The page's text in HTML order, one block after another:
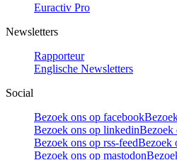
Euractiv Pro
Newsletters
Rapporteur
Englische Newsletters
Social
Bezoek ons op facebook
Bezoek ons op linkedinBezoek
Bezoek ons op rss-feedBezoek
Bezoek ons op mastodon